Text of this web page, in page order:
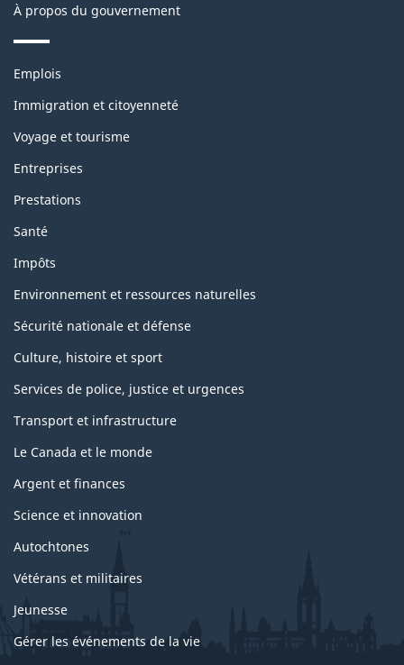
À propos du gouvernement
Thèmes
sujets
Emplois
Immigration et citoyenneté
Voyage et tourisme
Entreprises
Prestations
Santé
Impôts
Environnement et ressources naturelles
Sécurité nationale et défense
Culture, histoire et sport
Services de police, justice et urgences
Transport et infrastructure
Le Canada et le monde
Argent et finances
Science et innovation
Autochtones
Vétérans et militaires
Jeunesse
Gérer les événements de la vie